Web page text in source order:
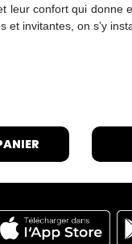
confort qui donne
et invitantes, on s’y